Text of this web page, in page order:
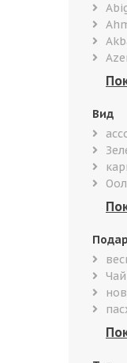
Вид